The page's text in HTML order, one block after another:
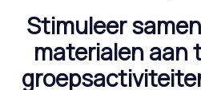
Stimuleer
materialen aan